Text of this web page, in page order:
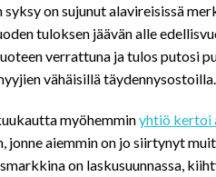
syksy on sujunut alavireisissä
tuloksen jäävän alle
verrattuna ja tulos putosi
vähäisillä täydennysostoilla.
myöhemminyhtiö kertoi
jonne aiemmin on jo siirtynyt
on laskusuunnassa,